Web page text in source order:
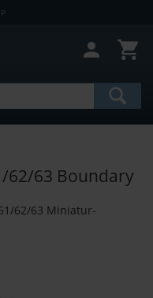
62/63 Boundary
62/63 Miniatur-